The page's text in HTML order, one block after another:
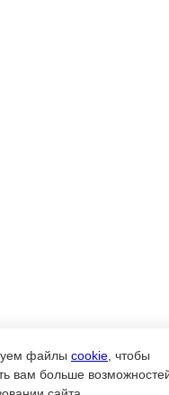
файлы cookie , чтобы
вам больше